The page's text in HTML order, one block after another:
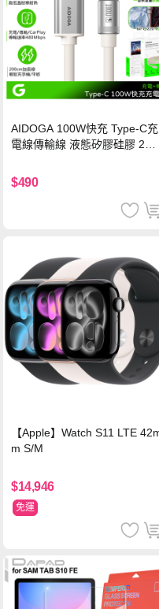
AIDOGA 100W快充 Type-C充
電線傳輸線 液態矽膠硅膠 2M
$490
【Apple】Watch S11 LTE
m S/M
$14,946
免運